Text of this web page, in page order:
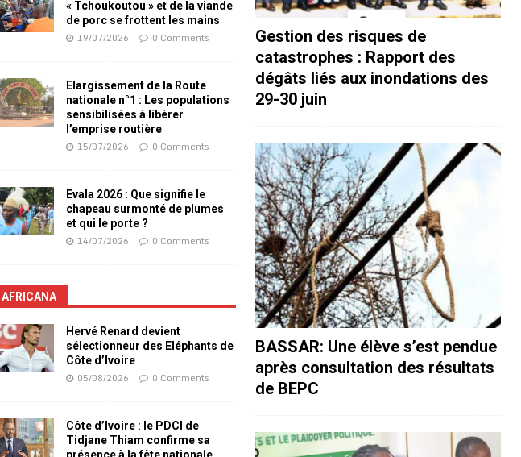
« Tchoukoutou » et de la viande
de porc se frottent les mains
19/07/2026 0 Comments
Elargissement de la Route
nationale n°1 : Les populations
sensibilisées à libérer
l’emprise routière
15/07/2026 0 Comments
Evala 2026 : Que signifie le
chapeau surmonté de plumes
et qui le porte ?
14/07/2026 0 Comments
AFRICANA
Hervé Renard devient
sélectionneur des Eléphants de
Côte d’Ivoire
05/08/2026 0 Comments
Côte d’Ivoire : le PDCI de
Tidjane Thiam confirme sa
Gestion des risques de
catastrophes : Rapport des
dégâts liés aux inondations des
29-30 juin
BASSAR: Une élève s’est pendue
après consultation des résultats
de BEPC